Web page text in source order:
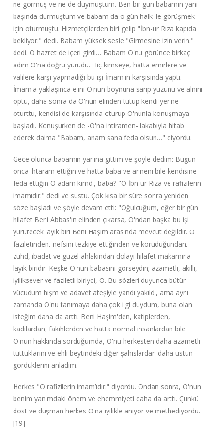
ne görmüş ve ne de duymuştum. Ben bir gün babamın yanı
başında durmuştum ve babam da o gün halk ile görüşmek
için oturmuştu. Hizmetçilerden biri gelip "İbn-ur Rıza kapıda
bekliyor." dedi. Babam yüksek sesle "Girmesine izin verin."
dedi. O hazret de içeri girdi… Babam O'nu görünce birkaç
adım O'na doğru yürüdü. Hiç kimseye, hatta emirlere ve
valilere karşı yapmadığı bu işi İmam'ın karşısında yaptı.
İmam'a yaklaşınca elini O'nun boynuna sarıp yüzünü ve alnını
öptü, daha sonra da O'nun elinden tutup kendi yerine
oturttu, kendisi de karşısında oturup O'nunla konuşmaya
başladı. Konuşurken de -O'na ihtiramen- lakabıyla hitab
ederek daima "Babam, anam sana feda olsun…" diyordu.
Gece olunca babamın yanına gittim ve şöyle dedim: Bugün
onca ihtaram ettiğin ve hatta baba ve anneni bile kendisine
feda ettiğin O adam kimdi, baba? "O İbn-ur Rıza ve rafizilerin
imamıdır." dedi ve sustu. Çok kısa bir süre sonra yeniden
söze başladı ve şöyle devam etti: "Oğulcuğum, eğer bir gün
hilafet Beni Abbas'ın elinden çıkarsa, O'ndan başka bu işi
yürütecek layık biri Beni Haşim arasında mevcut değildir. O
faziletinden, nefsini tezkiye ettiğinden ve koruduğundan,
zühd, ibadet ve güzel ahlakından dolayı hilafet makamına
layık biridir. Keşke O'nun babasını görseydin; azametli, akıllı,
iyiliksever ve faziletli biriydi, O. Bu sözleri duyunca bütün
vücudum hışm ve adavet ateşiyle yandı yakıldı, ama aynı
zamanda O'nu tanımaya daha çok ilgi duydum, buna olan
isteğim daha da arttı. Beni Haşim'den, katiplerden,
kadılardan, fakihlerden ve hatta normal insanlardan bile
O'nun hakkında sorduğumda, O'nu herkesten daha azametli
tuttuklarını ve ehli beytindeki diğer şahıslardan daha üstün
gördüklerini anladım.
Herkes "O rafizilerin imam’ıdır." diyordu. Ondan sonra, O'nun
benim yanımdaki önem ve ehemmiyeti daha da arttı. Çünkü
dost ve düşman herkes O'na iyilikle anıyor ve methediyordu.
[19]